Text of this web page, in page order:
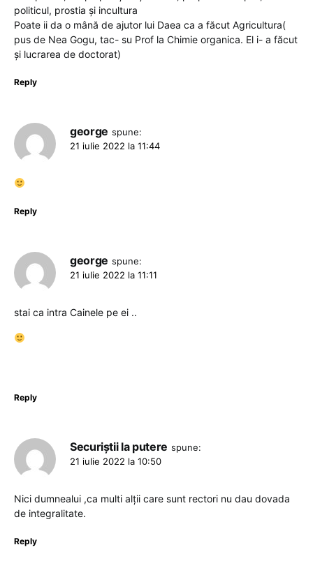
politicul, prostia și incultura
Poate ii da o mână de ajutor lui Daea ca a făcut Agricultura(
pus de Nea Gogu, tac- su Prof la Chimie organica. El i- a făcut
și lucrarea de doctorat)
Reply
george spune:
21 iulie 2022 la 11:44
Reply
george spune:
21 iulie 2022 la 11:11
stai ca intra Cainele pe ei ..
Reply
Securiștii la putere spune:
21 iulie 2022 la 10:50
Nici dumnealui ,ca multi alții care sunt rectori nu dau dovada
de integralitate.
Reply